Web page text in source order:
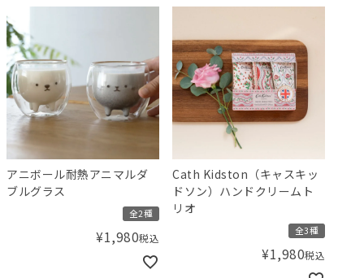
アニボール耐熱アニマルダ
ブルグラス
全2種
¥1,980税込
Cath Kidston（キャスキッ
ドソン）ハンドクリームト
リオ
全3種
¥1,980税込